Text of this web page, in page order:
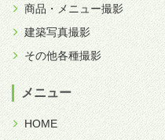
商品・メニュー撮影
建築写真撮影
その他各種撮影
メニュー
HOME